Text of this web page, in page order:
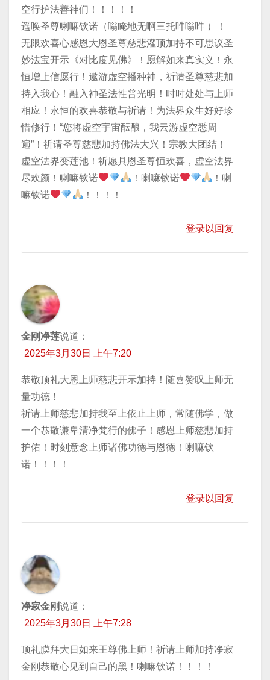
空行护法善神们！！！！！
遥唤圣尊喇嘛钦诺（嗡唵地无啊三托吽嗡吽 ）！
无限欢喜心感恩大恩圣尊慈悲灌顶加持不可思议圣
妙法宝开示《对比度见佛》！愿解如来真实义！永
恒增上信愿行！遨游虚空播种神，祈请圣尊慈悲加
持入我心！融入神圣法性普光明！时时处处与上师
相应！永恒的欢喜恭敬与祈请！为法界众生好好珍
惜修行！“您将虚空宇宙酝酿，我云游虚空悉周
遍”！祈请圣尊慈悲加持佛法大兴！宗教大团结！
虚空法界变莲池！祈愿具恩圣尊恒欢喜，虚空法界
尽欢颜！喇嘛钦诺
！喇嘛钦诺
！喇
嘛钦诺
！！！！
登录以回复
金刚净莲说道：
2025年3月30日 上午7:20
恭敬顶礼大恩上师慈悲开示加持！随喜赞叹上师无
量功德！
祈请上师慈悲加持我至上依止上师，常随佛学，做
一个恭敬谦卑清净梵行的佛子！感恩上师慈悲加持
护佑！时刻意念上师诸佛功德与恩德！喇嘛钦
诺！！！！
登录以回复
净寂金刚说道：
2025年3月30日 上午7:28
顶礼膜拜大日如来王尊佛上师！祈请上师加持净寂
金刚恭敬心见到自己的黑！喇嘛钦诺！！！！